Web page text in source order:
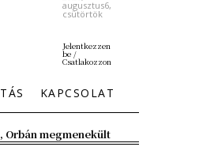
augusztus6,
csütörtök
Jelentkezzen
be /
Csatlakozzon
KAPCSOLAT
megmenekült